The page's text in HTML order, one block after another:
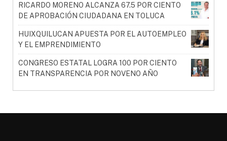
RICARDO MORENO ALCANZA 67.5 POR CIENTO
DE APROBACIÓN CIUDADANA EN TOLUCA
HUIXQUILUCAN APUESTA POR EL AUTOEMPLEO
Y EL EMPRENDIMIENTO
CONGRESO ESTATAL LOGRA 100 POR CIENTO
EN TRANSPARENCIA POR NOVENO AÑO